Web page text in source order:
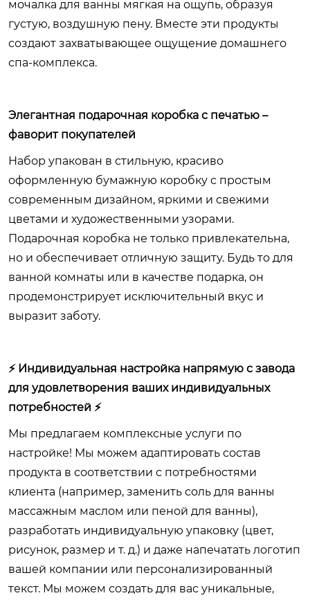
мочалка для ванны мягкая на ощупь, образуя
густую, воздушную пену. Вместе эти продукты
создают захватывающее ощущение домашнего
спа-комплекса.
Элегантная подарочная коробка с печатью –
фаворит покупателей
Набор упакован в стильную, красиво
оформленную бумажную коробку с простым
современным дизайном, яркими и свежими
цветами и художественными узорами.
Подарочная коробка не только привлекательна,
но и обеспечивает отличную защиту. Будь то для
ванной комнаты или в качестве подарка, он
продемонстрирует исключительный вкус и
выразит заботу.
⚡ Индивидуальная настройка напрямую с завода
для удовлетворения ваших индивидуальных
потребностей ⚡
Мы предлагаем комплексные услуги по
настройке! Мы можем адаптировать состав
продукта в соответствии с потребностями
клиента (например, заменить соль для ванны
массажным маслом или пеной для ванны),
разработать индивидуальную упаковку (цвет,
рисунок, размер и т. д.) и даже напечатать логотип
вашей компании или персонализированный
текст. Мы можем создать для вас уникальные,